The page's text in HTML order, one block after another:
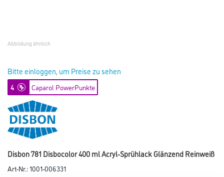
Abbildung ähnlich
Bitte einloggen, um Preise zu sehen
4 Caparol PowerPunkte
Disbon 781 Disbocolor 400 ml Acryl-Sprühlack Glänzend Reinweiß
Art-Nr.:1001-006331